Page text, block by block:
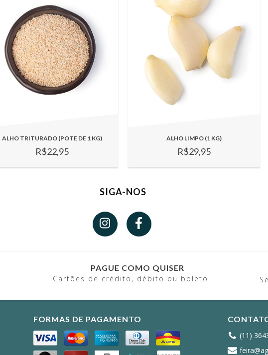
ALHO TRITURADO (POTE DE 1 KG)
R$22,95
ALHO LIMPO (1 KG)
R$29,95
SIGA-NOS
PAGUE COMO QUISER
Cartões de crédito, débito ou boleto
FORMAS DE PAGAMENTO
(11)